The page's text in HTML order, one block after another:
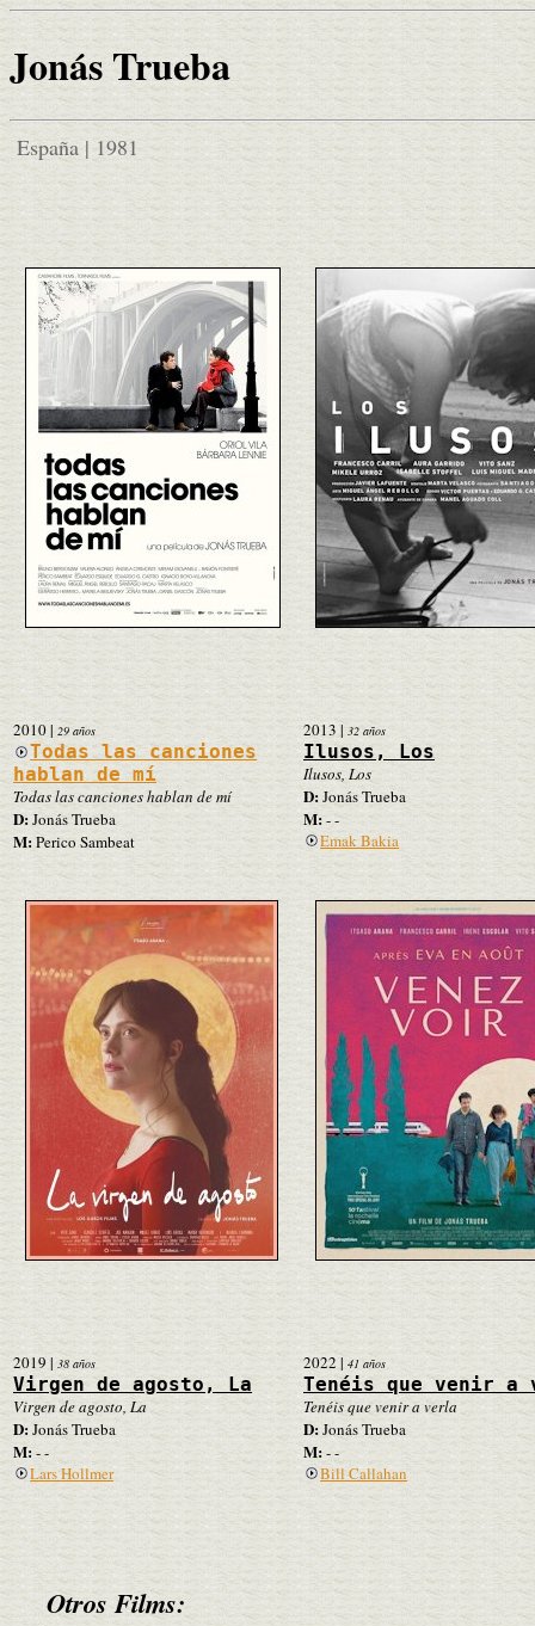
Jonás Trueba
España | 1981
2010| 29 años
Todas las canciones
hablan de mí
Todas las canciones hablan de mí
D:Jonás Trueba
M:Perico Sambeat
2013 | 32 años
Ilusos, Los
Ilusos, Los
D:Jonás Trueba
M:- -
Emak Bakia
2019 | 38 años
Virgen de agosto, La
Virgen de agosto, La
D:Jonás Trueba
M: - -
Lars Hollmer
2022 | 41 años
Tenéis que venir a
Tenéis que venir a verla
D:Jonás Trueba
M:- -
Bill Callahan
Otros Films: